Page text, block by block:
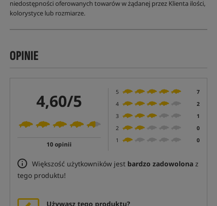
niedostępności oferowanych towarów w żądanej przez Klienta ilości,
kolorystyce lub rozmiarze.
OPINIE
4,60/5
10 opinii
5
7
4
2
3
1
2
0
1
0
Większość użytkowników jest bardzo zadowolona z
tego produktu!
Używasz tego produktu?